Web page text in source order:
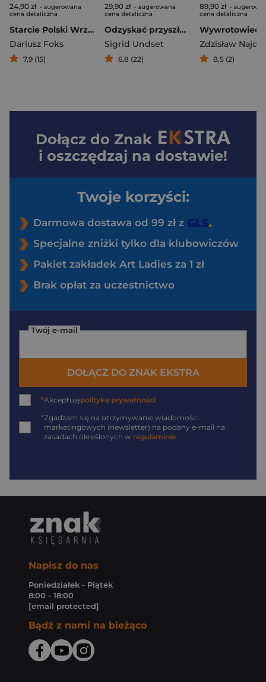
24,90 zł - sugerowana
cena detaliczna
Starcie Polski Wrzesień 1939
Dariusz Foks
7,9 (15)
29,90 zł - sugerowana
cena detaliczna
Odzyskać przyszłość. Wspomnienia z ucieczki przed totalitaryzmami
Sigrid Undset
6,8 (22)
89,90 zł -
cena detaliczna
Wywrotowiec
Zdzisław
8,5 (2)
Dołącz do Znak
i oszczędzaj na dostawie!
Twoje korzyści:
Darmowa dostawa od 99 zł z
Specjalne zniżki tylko dla klubowiczów
Pakiet zakładek Art Ladies za 1 zł
Brak opłat za uczestnictwo
Twój e-mail
DOŁĄCZ DO ZNAK EKSTRA
*Akceptujępolitykę prywatności
*Zgadzam się na otrzymywanie wiadomości
marketingowych (newsletter) na podany e-mail na
zasadach określonych w regulaminie
Napisz do nas
Poniedziałek - Piątek
8:00 - 18:00
[email protected]
Bądź z nami na bieżąco